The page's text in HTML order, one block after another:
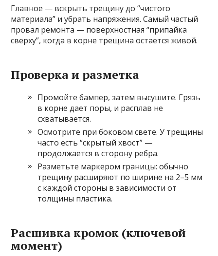
Главное — вскрыть трещину до “чистого
материала” и убрать напряжения. Самый частый
провал ремонта — поверхностная “припайка
сверху”, когда в корне трещина остается живой.
Проверка и разметка
Промойте бампер, затем высушите. Грязь
в корне дает поры, и расплав не
схватывается.
Осмотрите при боковом свете. У трещины
часто есть “скрытый хвост” —
продолжается в сторону ребра.
Разметьте маркером границы: обычно
трещину расширяют по ширине на 2–5 мм
с каждой стороны в зависимости от
толщины пластика.
Расшивка кромок (ключевой
момент)